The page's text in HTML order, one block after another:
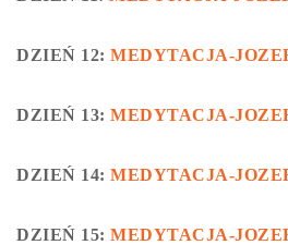
DZIEŃ 12: MEDYTACJA-
DZIEŃ 13: MEDYTACJA-
DZIEŃ 14: MEDYTACJA-
DZIEŃ 15: MEDYTACJA-